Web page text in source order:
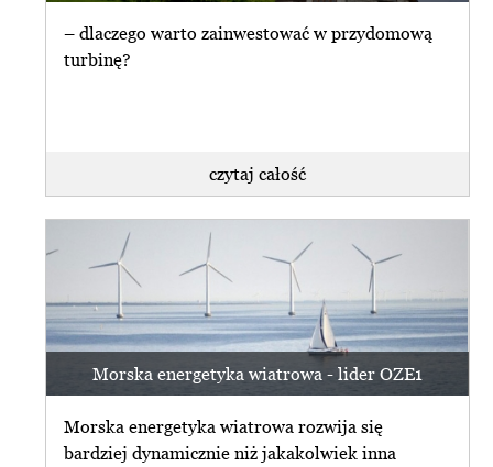
– dlaczego warto zainwestować w przydomową
turbinę?
czytaj całość
Morska energetyka wiatrowa - lider OZE1
Morska energetyka wiatrowa rozwija się
bardziej dynamicznie niż jakakolwiek inna